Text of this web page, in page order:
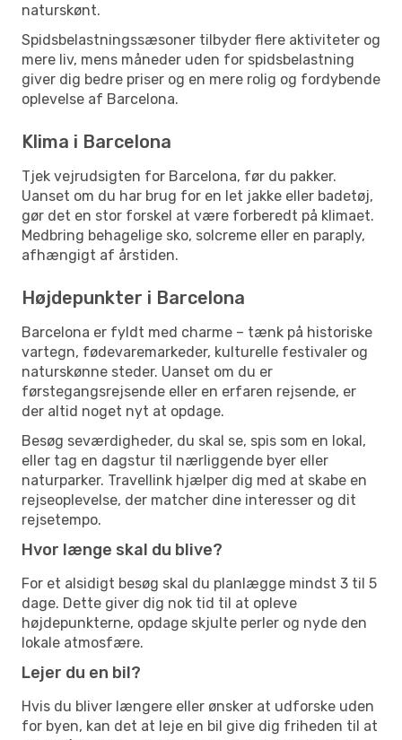
naturskønt.
Spidsbelastningssæsoner tilbyder flere aktiviteter og
mere liv, mens måneder uden for spidsbelastning
giver dig bedre priser og en mere rolig og fordybende
oplevelse af Barcelona.
Klima i Barcelona
Tjek vejrudsigten for Barcelona, før du pakker.
Uanset om du har brug for en let jakke eller badetøj,
gør det en stor forskel at være forberedt på klimaet.
Medbring behagelige sko, solcreme eller en paraply,
afhængigt af årstiden.
Højdepunkter i Barcelona
Barcelona er fyldt med charme – tænk på historiske
vartegn, fødevaremarkeder, kulturelle festivaler og
naturskønne steder. Uanset om du er
førstegangsrejsende eller en erfaren rejsende, er
der altid noget nyt at opdage.
Besøg seværdigheder, du skal se, spis som en lokal,
eller tag en dagstur til nærliggende byer eller
naturparker. Travellink hjælper dig med at skabe en
rejseoplevelse, der matcher dine interesser og dit
rejsetempo.
Hvor længe skal du blive?
For et alsidigt besøg skal du planlægge mindst 3 til 5
dage. Dette giver dig nok tid til at opleve
højdepunkterne, opdage skjulte perler og nyde den
lokale atmosfære.
Lejer du en bil?
Hvis du bliver længere eller ønsker at udforske uden
for byen, kan det at leje en bil give dig friheden til at